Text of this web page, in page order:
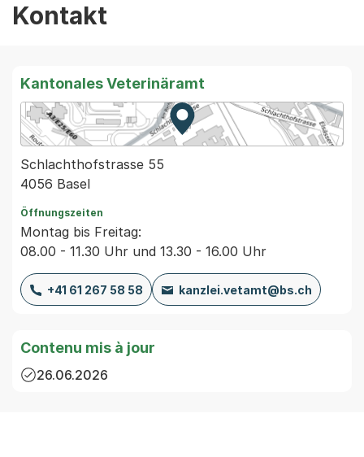
Kontakt
Kantonales Veterinäramt
Zur Karte von MapBS.
Externer Link, wird in einem
Schlachthofstrasse 55
4056 Basel
Öffnungszeiten
Montag bis Freitag:
08.00 - 11.30 Uhr und 13.30 - 16.00 Uhr
+41 61 267 58 58 kanzlei.vetamt@bs.ch
Contenu mis à jour
26.06.2026